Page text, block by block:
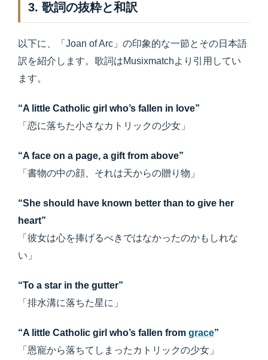
3. 歌詞の抜粋と和訳
以下に、「Joan of Arc」の印象的な一節とその日本語
訳を紹介します。歌詞はMusixmatchより引用してい
ます。
“A little Catholic girl who’s fallen in love”
「恋に落ちた小さなカトリックの少女」
“A face on a page, a gift from above”
「書物の中の顔、それは天からの贈り物」
“She should have known better than to give her
heart”
「彼女は心を捧げるべきではなかったのかもしれな
い」
“To a star in the gutter”
「排水溝に落ちた星に」
“A little Catholic girl who’s fallen from grace”
「恩寵から落ちてしまったカトリックの少女」